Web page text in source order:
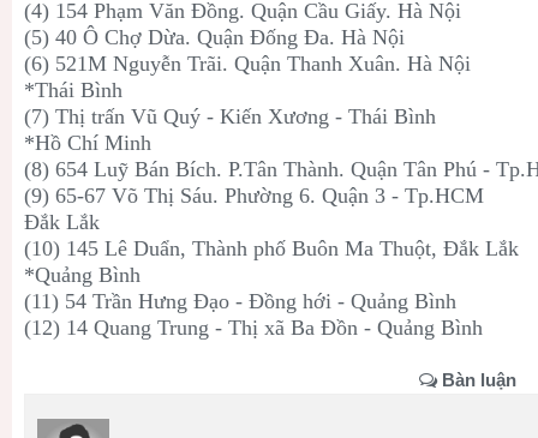
(4) 154 Phạm Văn Đồng. Quận Cầu Giấy. Hà Nội
(5) 40 Ô Chợ Dừa. Quận Đống Đa. Hà Nội
(6) 521M Nguyễn Trãi. Quận Thanh Xuân. Hà Nội
*Thái Bình
(7) Thị trấn Vũ Quý - Kiến Xương - Thái Bình
*Hồ Chí Minh
(8) 654 Luỹ Bán Bích. P.Tân Thành. Quận Tân Phú -
(9) 65-67 Võ Thị Sáu. Phường 6. Quận 3 - Tp.HCM
Đắk Lắk
(10) 145 Lê Duẩn, Thành phố Buôn Ma Thuột, Đắk Lắk
*Quảng Bình
(11) 54 Trần Hưng Đạo - Đồng hới - Quảng Bình
(12) 14 Quang Trung - Thị xã Ba Đồn - Quảng Bình
Bàn luận